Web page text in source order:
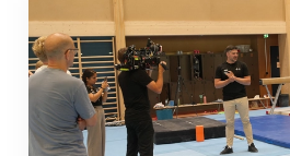
Mit klaren Zielen nach Zagreb